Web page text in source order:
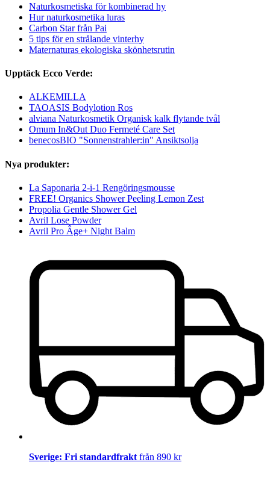
Naturkosmetiska för kombinerad hy
Hur naturkosmetika luras
Carbon Star från Pai
5 tips för en strålande vinterhy
Maternaturas ekologiska skönhetsrutin
Upptäck Ecco Verde:
ALKEMILLA
TAOASIS Bodylotion Ros
alviana Naturkosmetik Organisk kalk flytande tvål
Omum In&Out Duo Fermeté Care Set
benecosBIO "Sonnenstrahler:in" Ansiktsolja
Nya produkter:
La Saponaria 2-i-1 Rengöringsmousse
FREE! Organics Shower Peeling Lemon Zest
Propolia Gentle Shower Gel
Avril Lose Powder
Avril Pro Âge+ Night Balm
Sverige: Fri standardfrakt från 890 kr